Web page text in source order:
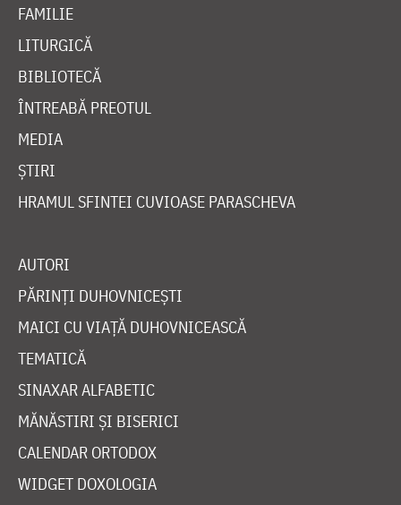
FAMILIE
LITURGICĂ
BIBLIOTECĂ
ÎNTREABĂ PREOTUL
MEDIA
ȘTIRI
HRAMUL SFINTEI CUVIOASE PARASCHEVA
AUTORI
PĂRINȚI DUHOVNICEȘTI
MAICI CU VIAȚĂ DUHOVNICEASCĂ
TEMATICĂ
SINAXAR ALFABETIC
MĂNĂSTIRI ȘI BISERICI
CALENDAR ORTODOX
WIDGET DOXOLOGIA